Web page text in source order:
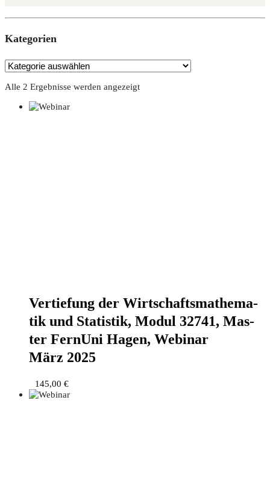
Kate­go­rien
Alle 2 Ergebnisse werden angezeigt
Ver­tie­fung der Wirt­schafts­ma­the­ma­
tik und Sta­tis­tik, Modul 32741, Mas­
ter Fern­Uni Hagen, Web­i­nar
März 2025
145,00 €